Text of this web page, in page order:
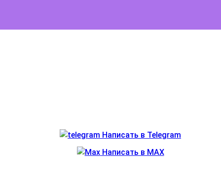
Написать в Telegram
Написать в MAX